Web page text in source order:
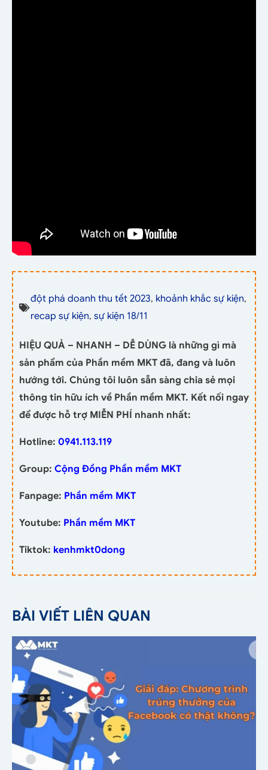
đột phá doanh thu tết 2023, khoảnh khắc sự kiện,
recap sự kiện, sự kiện 18/11
HIỆU QUẢ – NHANH – DỄ DÙNG là những gì mà
sản phẩm của Phần mềm MKT đã, đang và luôn
hướng tới. Chúng tôi luôn sẵn sàng chia sẻ mọi
thông tin hữu ích về Phần mềm MKT. Kết nối ngay
để được hỗ trợ MIỄN PHÍ nhanh nhất:
Hotline: 0941.113.119
Group: Cộng Đồng Phần mềm MKT
Fanpage: Phần mềm MKT
Youtube: Phần mềm MKT
Tiktok: kenhmkt0dong
BÀI VIẾT LIÊN QUAN